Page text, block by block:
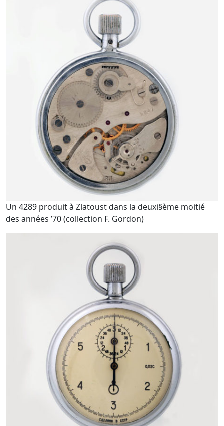
Un 4289 produit à Zlatoust dans la deuxi§ème moitié
des années ’70 (collection F. Gordon)